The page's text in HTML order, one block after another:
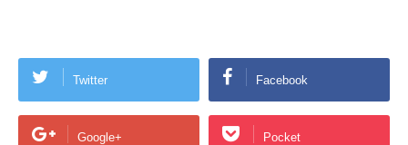
Twitter Facebook
Google+ Pocket